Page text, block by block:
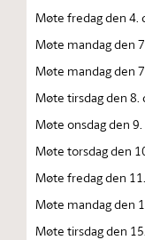
Møte fredag den 4.
Møte mandag den
Møte mandag den
Møte tirsdag den 8.
Møte onsdag den
Møte torsdag den
Møte fredag den
Møte mandag den
Møte tirsdag den